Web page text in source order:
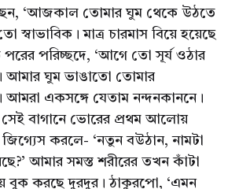
‘আজকাল তোমার ঘুম থেকে উঠতে
স্বাভাবিক। মাত্র চারমাস বিয়ে হয়েছে
পরিচ্ছদে, ‘আগে তো সূর্য ওঠার
ঘুম ভাঙাতো তোমার
আমরা একসঙ্গে যেতাম নন্দনকাননে।
বাগানে ভোরের প্রথম আলোয়
করলে- ‘নতুন বউঠান, নামটা
আমার সমস্ত শরীরের তখন কাঁটা
বুক করছে দুরদুর। ঠাকুরপো, ‘এমন